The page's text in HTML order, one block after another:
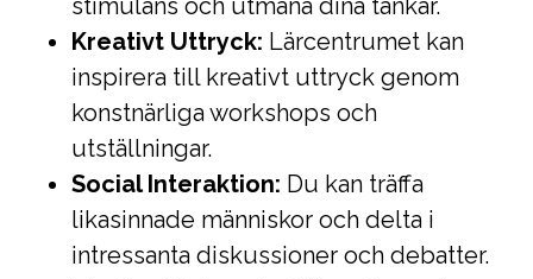
stimulans och utmana dina tankar.
Kreativt Uttryck: Lärcentrumet kan
inspirera till kreativt uttryck genom
konstnärliga workshops och
utställningar.
Social Interaktion: Du kan träffa
likasinnade människor och delta i
intressanta diskussioner och debatter.